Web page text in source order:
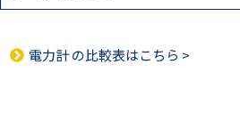
電力計の比較表はこちら >